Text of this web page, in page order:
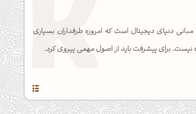
دنیای دیجیتال است که امروزه طرفداران بسیاری
برای پیشرفت باید از اصول مهمی پیروی کرد.